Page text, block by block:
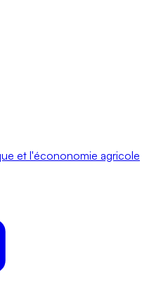
et l'écononomie agricole